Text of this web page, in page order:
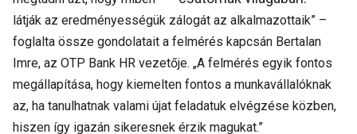
látják az eredményességük zálogát az alkalmazottaik” –
foglalta össze gondolatait a felmérés kapcsán Bertalan
Imre, az OTP Bank HR vezetője. „A felmérés egyik fontos
megállapítása, hogy kiemelten fontos a munkavállalóknak
az, ha tanulhatnak valami újat feladatuk elvégzése közben,
hiszen így igazán sikeresnek érzik magukat.”